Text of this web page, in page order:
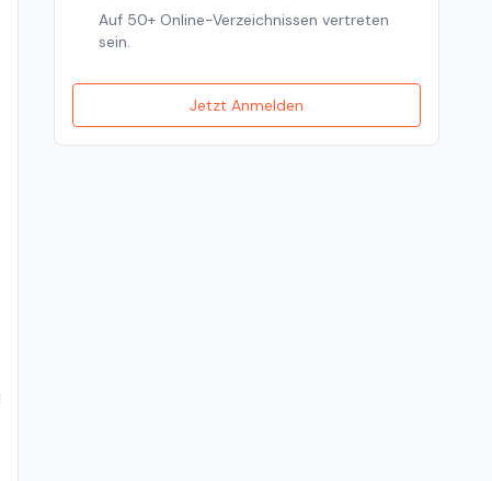
Auf 50+ Online-Verzeichnissen vertreten
sein.
Jetzt Anmelden